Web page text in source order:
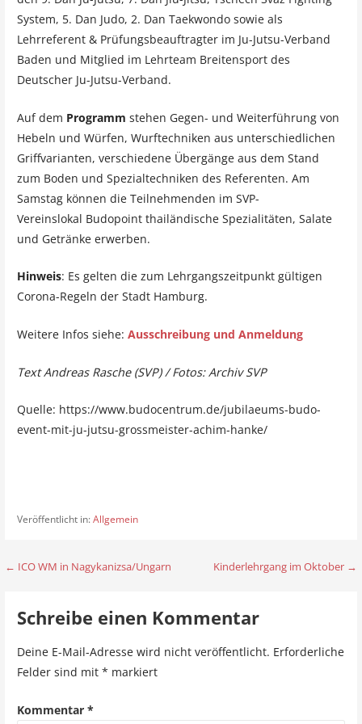
System, 5. Dan Judo, 2. Dan Taekwondo sowie als
Lehrreferent & Prüfungsbeauftragter im Ju-Jutsu-Verband
Baden und Mitglied im Lehrteam Breitensport des
Deutscher Ju-Jutsu-Verband.
Auf dem Programm stehen Gegen- und Weiterführung von
Hebeln und Würfen, Wurftechniken aus unterschiedlichen
Griffvarianten, verschiedene Übergänge aus dem Stand
zum Boden und Spezialtechniken des Referenten. Am
Samstag können die Teilnehmenden im SVP-
Vereinslokal Budopoint thailändische Spezialitäten, Salate
und Getränke erwerben.
Hinweis: Es gelten die zum Lehrgangszeitpunkt gültigen
Corona-Regeln der Stadt Hamburg.
Weitere Infos siehe: Ausschreibung und Anmeldung
Text Andreas Rasche (SVP) / Fotos: Archiv SVP
Quelle: https://www.budocentrum.de/jubilaeums-budo-
event-mit-ju-jutsu-grossmeister-achim-hanke/
Veröffentlicht in:Allgemein
B
← ICO WM in Nagykanizsa/Ungarn Kinderlehrgang im Oktober →
Schreibe einen Kommentar
Deine E-Mail-Adresse wird nicht veröffentlicht. Erforderliche
Felder sind mit * markiert
Kommentar *